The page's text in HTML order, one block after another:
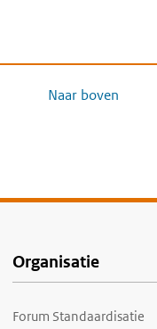
Naar boven
Organisatie
Forum Standaardisatie